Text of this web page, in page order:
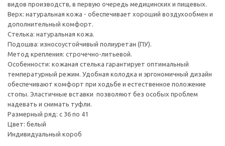
видов производств, в первую очередь медицинских и пищевых.
Верх: натуральная кожа - обеспечивает хороший воздухообмен и
дополнительный комфорт.
Стелька: натуральная кожа.
Подошва: износоустойчивый полиуретан (ПУ).
Метод крепления: строчечно-литьевой.
Особенности: кожаная стелька гарантирует оптимальный
температурный режим. Удобная колодка и эргономичный дизайн
обеспечивают комфорт при ходьбе и естественное положение
стопы. Эластичные вставки позволяют без особых проблем
надевать и снимать туфли.
Размерный ряд: с 36 по 41
Цвет: белый
Индивидуальный короб